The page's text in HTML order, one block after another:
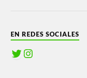
EN REDES SOCIALES